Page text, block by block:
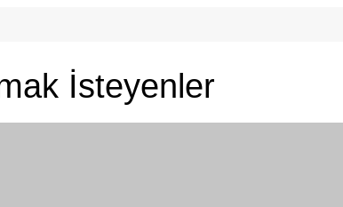
İsteyenler